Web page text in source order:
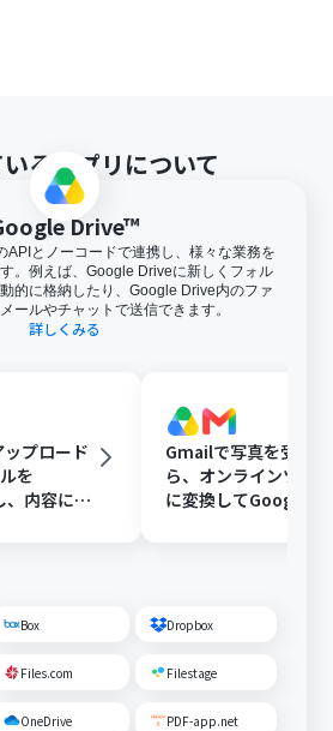
るアプリについて
Drive™
APIとノーコードで連携し、様々な業務を
。例えば、Google Driveに新しくフォル
的に格納したり、Google Drive内のファ
ールやチャットで送信できます。
詳しくみる
プロード
を
内容に応
Gmailで写真を受け
ら、オンラインツー
に変換してGoogle
Box Dropbox
Files.com Filestage
OneDrive PDF-app.net